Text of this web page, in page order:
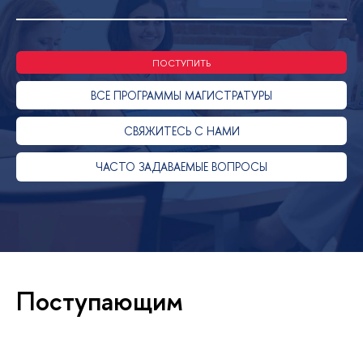
ПОСТУПИТЬ
ВСЕ ПРОГРАММЫ МАГИСТРАТУРЫ
СВЯЖИТЕСЬ С НАМИ
ЧАСТО ЗАДАВАЕМЫЕ ВОПРОСЫ
Поступающим